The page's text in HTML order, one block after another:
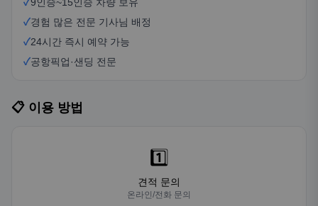
✓경험 많은 전문 기사님 배정
✓24시간 즉시 예약 가능
✓공항픽업·샌딩 전문
📋 이용 방법
1️⃣
견적 문의
온라인/전화 문의